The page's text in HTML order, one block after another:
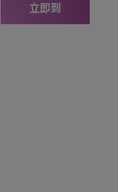
立即到